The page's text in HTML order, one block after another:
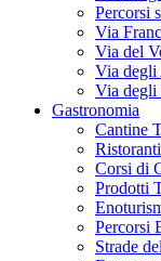
Percorsi
Via
Via del
Via degli
Via degli
Gastronomia
Cantine
Corsi di
Prodotti
Percorsi
Strade